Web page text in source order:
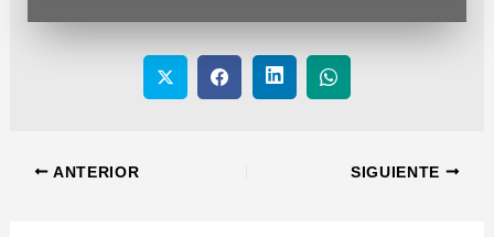
ANTERIOR SIGUIENTE